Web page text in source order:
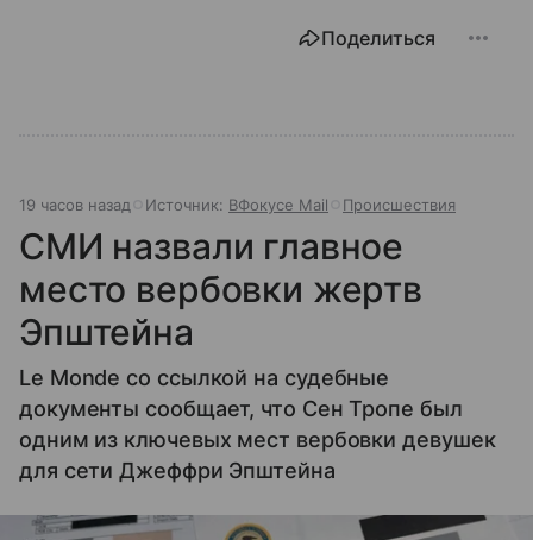
Поделиться
19 часов назад Источник: ВФокусе Mail Происшествия
СМИ назвали главное
место вербовки жертв
Эпштейна
Le Monde со ссылкой на судебные
документы сообщает, что Сен Тропе был
одним из ключевых мест вербовки девушек
для сети Джеффри Эпштейна